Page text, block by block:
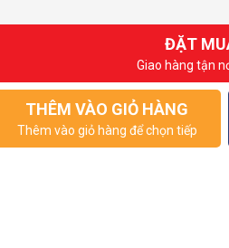
ĐẶT
Giao hàng tận
THÊM VÀO GIỎ HÀNG
Thêm vào giỏ hàng để chọn tiếp